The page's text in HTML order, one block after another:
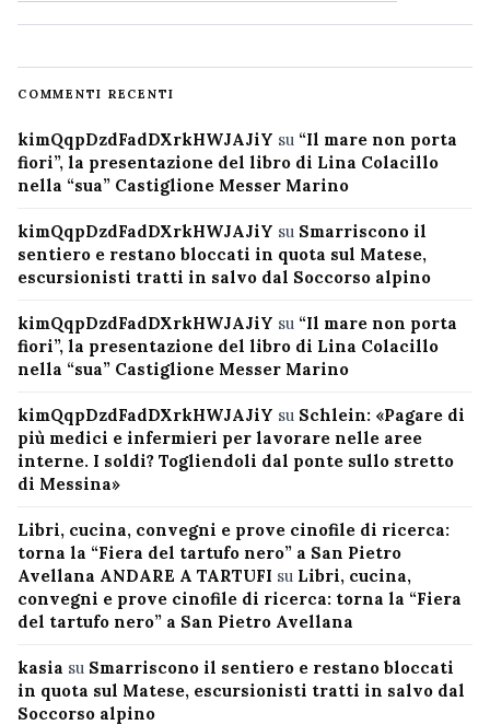
COMMENTI RECENTI
kimQqpDzdFadDXrkHWJAJiY su “Il mare non porta
fiori”, la presentazione del libro di Lina Colacillo
nella “sua” Castiglione Messer Marino
kimQqpDzdFadDXrkHWJAJiY su Smarriscono il
sentiero e restano bloccati in quota sul Matese,
escursionisti tratti in salvo dal Soccorso alpino
kimQqpDzdFadDXrkHWJAJiY su “Il mare non porta
fiori”, la presentazione del libro di Lina Colacillo
nella “sua” Castiglione Messer Marino
kimQqpDzdFadDXrkHWJAJiY su Schlein: «Pagare di
più medici e infermieri per lavorare nelle aree
interne. I soldi? Togliendoli dal ponte sullo stretto
di Messina»
Libri, cucina, convegni e prove cinofile di ricerca:
torna la “Fiera del tartufo nero” a San Pietro
Avellana ANDARE A TARTUFI su Libri, cucina,
convegni e prove cinofile di ricerca: torna la “Fiera
del tartufo nero” a San Pietro Avellana
kasia su Smarriscono il sentiero e restano bloccati
in quota sul Matese, escursionisti tratti in salvo dal
Soccorso alpino